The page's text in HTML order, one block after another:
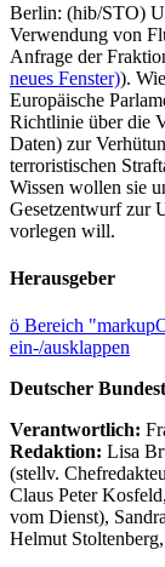
Berlin: (hib/STO)
Verwendung von
Anfrage der
neues Fenster)).
Europäische
Richtlinie über die
Daten) zur
terroristischen
Wissen wollen sie
Gesetzentwurf zur
vorlegen will.
Herausgeber
ö Bereich
ein-/ausklappen
Deutscher
Verantwortlich:
Redaktion: Lisa
(stellv.
Claus Peter
vom Dienst),
Helmut